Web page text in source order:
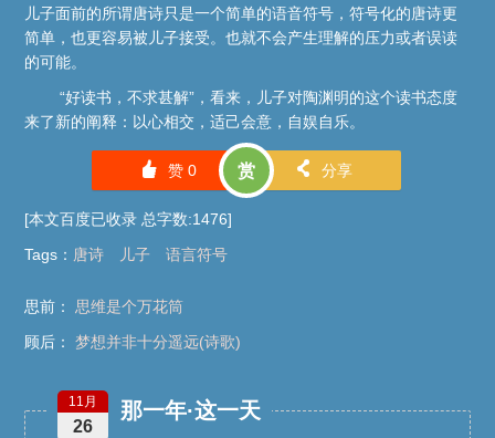
儿子面前的所谓唐诗只是一个简单的语音符号，符号化的唐诗更
简单，也更容易被儿子接受。也就不会产生理解的压力或者误读
的可能。
“好读书，不求甚解”，看来，儿子对陶渊明的这个读书态度
来了新的阐释：以心相交，适己会意，自娱自乐。
󰄼 赞 0 赏 󰄯 分享
[本文百度已收录 总字数:1476]
Tags ： 唐诗 儿子 语言符号
思前：
思维是个万花筒
顾后：
梦想并非十分遥远(诗歌)
那一年·这一天
11月
26